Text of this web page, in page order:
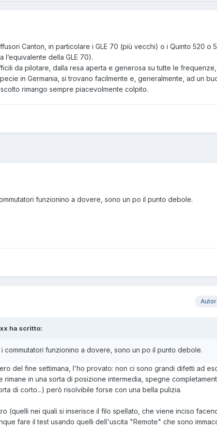
Canton, in particolare i GLE 70 (più vecchi) o i Quinto 520 o
l’equivalente della GLE 70).
da pilotare, dalla resa aperta e generosa su tutte le
in Germania, si trovano facilmente e, generalmente, ad un
rimango sempre piacevolmente colpito.
funzionino a dovere, sono un po il punto debole.
ha scritto:
commutatori funzionino a dovere, sono un po il punto debole.
del fine settimana, l'ho provato: non ci sono grandi difetti ad
rimane in una sorta di posizione intermedia, spegne
di corto...) però risolvibile forse con una bella pulizia.
(quelli nei quali si inserisce il filo spellato, che viene inciso
fare il test usando quelli dell'uscita "Remote" che sono